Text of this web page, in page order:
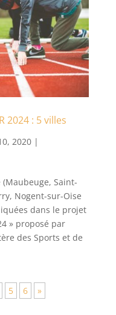
2024 : 5 villes
2020|
Saint-
Nogent-sur-Oise
dans le projet
» proposé par
des Sports et de
5 6 »